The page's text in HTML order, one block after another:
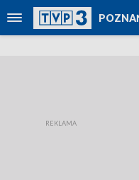
TVP